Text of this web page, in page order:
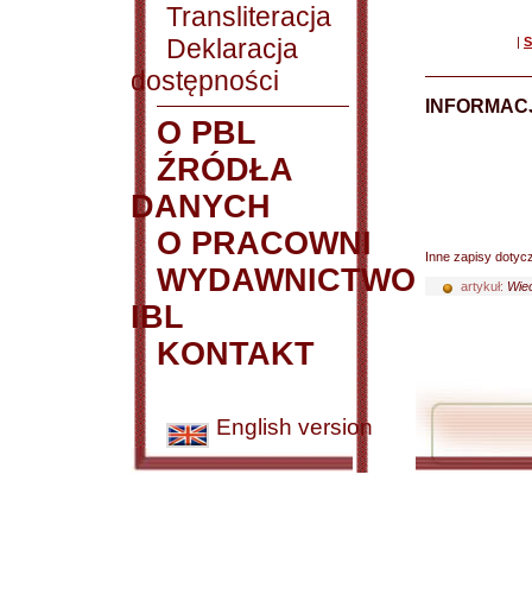
Transliteracja
Deklaracja
dostępności
O PBL
ŹRÓDŁA
DANYCH
O PRACOWNI
WYDAWNICTWO
IBL
KONTAKT
English version
|
Inne zapisy
artykuł: